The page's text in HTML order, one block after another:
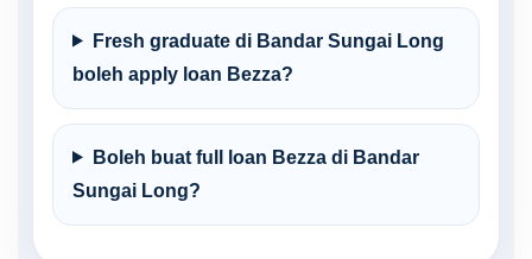
Fresh graduate di Bandar Sungai Long
boleh apply loan Bezza?
Boleh buat full loan Bezza di Bandar
Sungai Long?